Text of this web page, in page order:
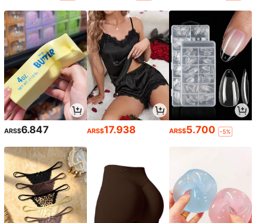
ARS$6.847 ARS$17.938 ARS$5.700 -5%